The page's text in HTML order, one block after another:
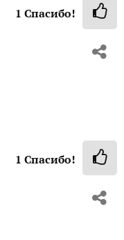
1 Спасибо!
1 Спасибо!